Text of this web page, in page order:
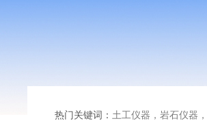
热门关键词： 土工仪器，岩石仪器，